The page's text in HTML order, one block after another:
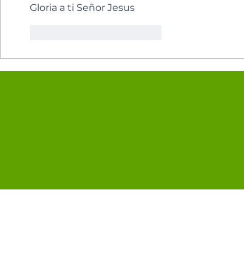
Gloria a ti Señor Jesus